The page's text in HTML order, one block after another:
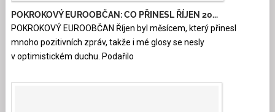
POKROKOVÝ EUROOBČAN: CO PŘINESL ŘÍJEN 20...
POKROKOVÝ EUROOBČAN Říjen byl měsícem, který přinesl
mnoho pozitivních zpráv, takže i mé glosy se nesly
v optimistickém duchu. Podařilo